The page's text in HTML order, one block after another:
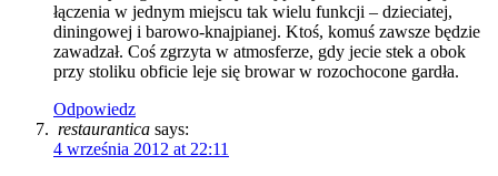
łączenia w jednym miejscu tak wielu funkcji – dzieciatej,
diningowej i barowo-knajpianej. Ktoś, komuś zawsze będzie
zawadzał. Coś zgrzyta w atmosferze, gdy jecie stek a obok
przy stoliku obficie leje się browar w rozochocone gardła.
Odpowiedz
restaurantica says:
4 września 2012 at 22:11